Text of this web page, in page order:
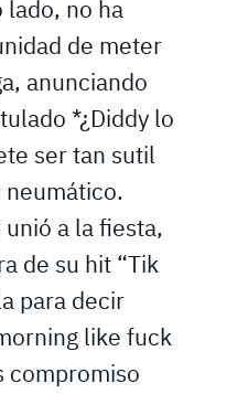
lado, no ha
de meter
anunciando
*¿Diddy lo
ser tan sutil
a la fiesta,
de su hit “Tik
para decir
like fuck
compromiso